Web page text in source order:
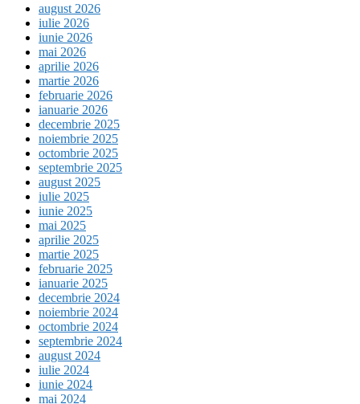
august 2026
iulie 2026
iunie 2026
mai 2026
aprilie 2026
martie 2026
februarie 2026
ianuarie 2026
decembrie 2025
noiembrie 2025
octombrie 2025
septembrie 2025
august 2025
iulie 2025
iunie 2025
mai 2025
aprilie 2025
martie 2025
februarie 2025
ianuarie 2025
decembrie 2024
noiembrie 2024
octombrie 2024
septembrie 2024
august 2024
iulie 2024
iunie 2024
mai 2024